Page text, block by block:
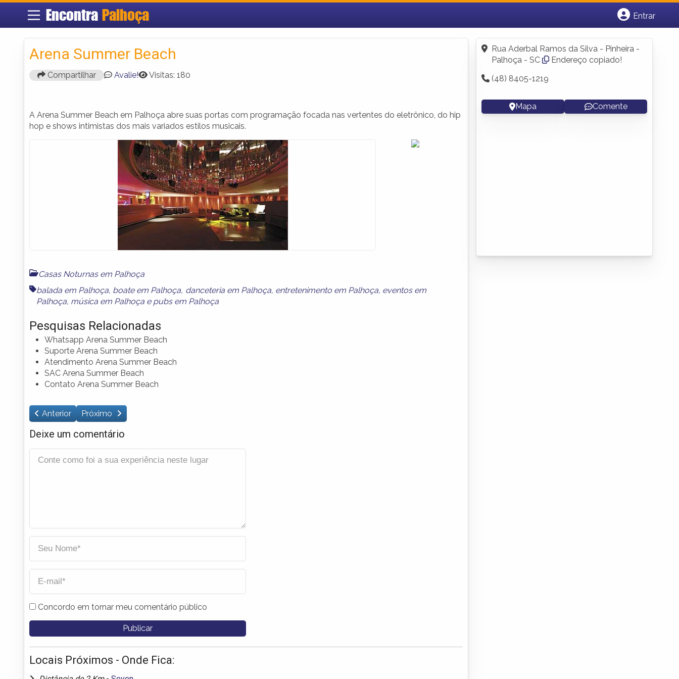
Encontra Palhoça
Entrar
Fazer login
Criar conta
Arena Summer Beach
Compartilhar Avalie! Visitas: 180
A Arena Summer Beach em Palhoça abre suas portas com programação focada nas vertentes do eletrônico, do hip
hop e shows intimistas dos mais variados estilos musicais.
Casas Noturnas em Palhoça
balada em Palhoça, boate em Palhoça, danceteria em Palhoça, entretenimento em Palhoça, eventos em
Palhoça, música em Palhoça e pubs em Palhoça
Pesquisas Relacionadas
Whatsapp Arena Summer Beach
Suporte Arena Summer Beach
Atendimento Arena Summer Beach
SAC Arena Summer Beach
Contato Arena Summer Beach
Anterior Próximo
Deixe um comentário
Concordo em tornar meu comentário público
Locais Próximos - Onde Fica:
Rua Aderbal Ramos da Silva - Pinheira -
Palhoça - SC
Endereço copiado!
(48) 8405-1219
Mapa Comente